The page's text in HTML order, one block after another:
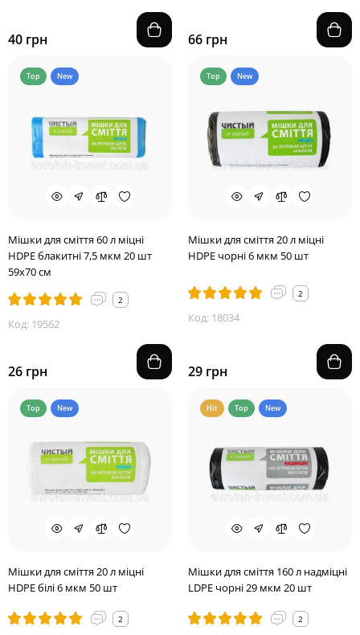
40 грн 66 грн
Top New
Мішки для сміття 60 л міцні
HDPE блакитні 7,5 мкм 20 шт
59х70 см
2
Код: 19562
26 грн
Top New
Мішки для сміття 20 л міцні
HDPE чорні 6 мкм 50 шт
2
Код: 18034
29 грн
Top New
Мішки для сміття 20 л міцні
HDPE білі 6 мкм 50 шт
2
Hit Top New
Мішки для сміття 160 л надміцні
LDPE чорні 29 мкм 20 шт
2